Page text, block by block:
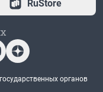
RuStore
органов